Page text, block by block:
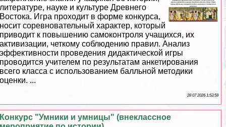
литературе, науке и культуре Древнего
Востока. Игра проходит в форме конкурса,
носит соревновательный хаpaктер, который
приводит к повышению самоконтроля учащихся, их
активизации, четкому соблюдению правил. Анализ
эффективности проведения дидактической игры
проводится учителем по результатам анкетирования
всего класса с использованием балльной методики
оценки. ...
28 07 2026 1:53:59
Конкурс "Умники и умницы" (внеклассное